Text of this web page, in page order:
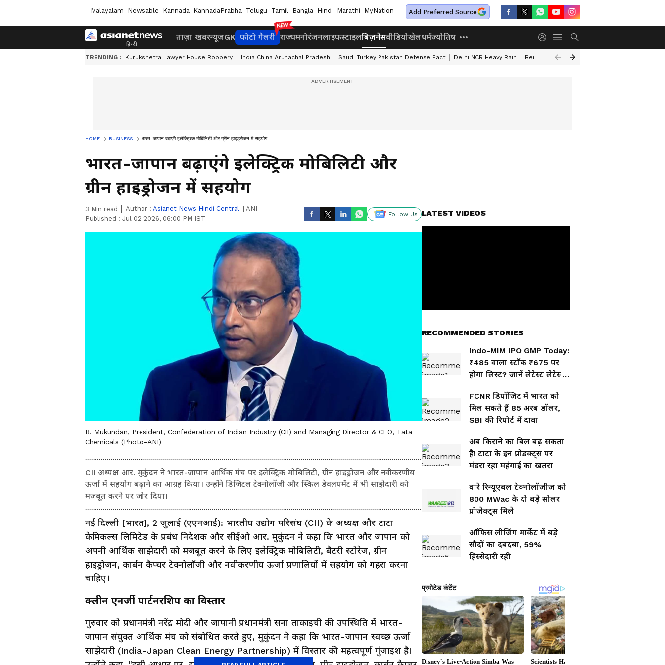
Malayalam Newsable Kannada KannadaPrabha Telugu Tamil Bangla Hindi Marathi MyNation Add Preferred Source
ताज़ा खबरन्यूजGK फोटो गैलरी राज्यमनोरंजनलाइफस्टाइलबिज़नेसवीडियोखेलधर्मज्योतिष
TRENDING : Kurukshetra Lawyer House Robbery India China Arunachal Pradesh Saudi Turkey Pakistan Defense Pact Delhi NCR Heavy Rain Bengaluru Woman Skeleton Found
HOME BUSINESS भारत-जापान बढ़ाएंगे इलेक्ट्रिक मोबिलिटी और ग्रीन हाइड्रोजन में सहयोग
भारत-जापान बढ़ाएंगे इलेक्ट्रिक मोबिलिटी और
ग्रीन हाइड्रोजन में सहयोग
3 Min read Author : Asianet News Hindi Central
ANI
Published : Jul 02 2026, 06:00 PM IST
Follow Us
R. Mukundan, President, Confederation of Indian Industry (CII) and Managing Director & CEO, Tata
Chemicals (Photo-ANI)
CII अध्यक्ष आर. मुकुंदन ने भारत-जापान आर्थिक मंच पर इलेक्ट्रिक मोबिलिटी, ग्रीन हाइड्रोजन और नवीकरणीय
ऊर्जा में सहयोग बढ़ाने का आग्रह किया। उन्होंने डिजिटल टेक्नोलॉजी और स्किल डेवलपमेंट में भी साझेदारी को
मजबूत करने पर जोर दिया।
नई दिल्ली [भारत], 2 जुलाई (एएनआई): भारतीय उद्योग परिसंघ (CII) के अध्यक्ष और टाटा
केमिकल्स लिमिटेड के प्रबंध निदेशक और सीईओ आर. मुकुंदन ने कहा कि भारत और जापान को
अपनी आर्थिक साझेदारी को मजबूत करने के लिए इलेक्ट्रिक मोबिलिटी, बैटरी स्टोरेज, ग्रीन
हाइड्रोजन, कार्बन कैप्चर टेक्नोलॉजी और नवीकरणीय ऊर्जा प्रणालियों में सहयोग को गहरा करना
चाहिए।
क्लीन एनर्जी पार्टनरशिप का विस्तार
गुरुवार को प्रधानमंत्री नरेंद्र मोदी और जापानी प्रधानमंत्री सना ताकाइची की उपस्थिति में भारत-
जापान संयुक्त आर्थिक मंच को संबोधित करते हुए, मुकुंदन ने कहा कि भारत-जापान स्वच्छ ऊर्जा
साझेदारी (India-Japan Clean Energy Partnership) में विस्तार की महत्वपूर्ण गुंजाइश है।
LATEST VIDEOS
RECOMMENDED STORIES
Indo-MIM IPO GMP Today:
₹485 वाला स्टॉक ₹675 पर
होगा लिस्ट? जानें लेटेस्ट लेटेस्ट
FCNR डिपॉजिट में भारत को
मिल सकते हैं 85 अरब डॉलर,
SBI की रिपोर्ट में दावा
अब किराने का बिल बढ़ सकता
है! टाटा के इन प्रोडक्ट्स पर
मंडरा रहा महंगाई का खतरा
वारे रिन्यूएबल टेक्नोलॉजीज को
800 MWac के दो बड़े सोलर
प्रोजेक्ट्स मिले
ऑफिस लीजिंग मार्केट में बड़े
सौदों का दबदबा, 59%
हिस्सेदारी रही